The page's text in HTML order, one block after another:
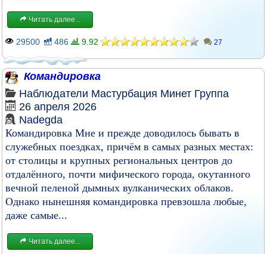
Читать далее...
29500 486 9.92 27
Командировка
Наблюдатели Мастурбация Минет Группа
26 апреля 2026
Nadegda
Командировка Мне и прежде доводилось бывать в
служебных поездках, причём в самых разных местах:
от столицы и крупных региональных центров до
отдалённого, почти мифического города, окутанного
вечной пеленой дымных вулканических облаков.
Однако нынешняя командировка превзошла любые,
даже самые...
Читать далее...